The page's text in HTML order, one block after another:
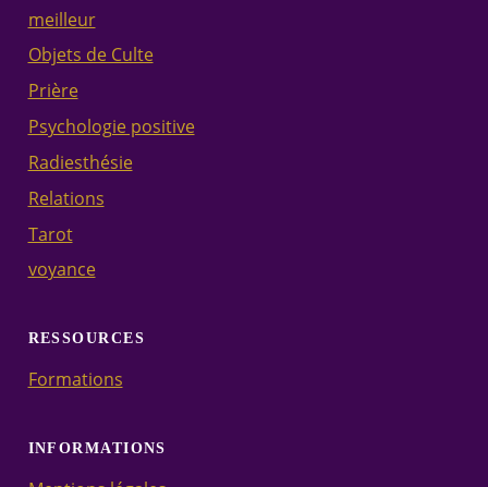
meilleur
Objets de Culte
Prière
Psychologie positive
Radiesthésie
Relations
Tarot
voyance
RESSOURCES
Formations
INFORMATIONS